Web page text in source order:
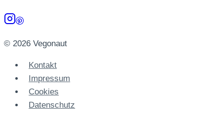
© 2026 Vegonaut
Kontakt
Impressum
Cookies
Datenschutz­